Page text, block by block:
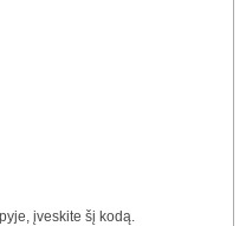
įveskite šį kodą.